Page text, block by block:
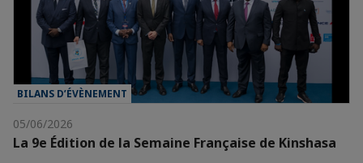
BILANS D’ÉVÈNEMENT
05/06/2026
La 9e Édition de la Semaine Française de Kinshasa